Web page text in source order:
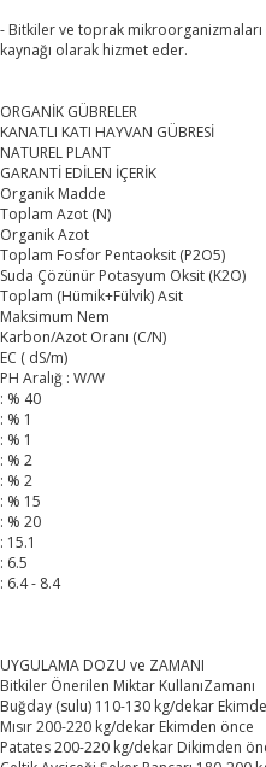
- Bitkiler ve toprak
kaynağı olarak hizmet eder.
ORGANİK GÜBRELER
KANATLI KATI HAYVAN GÜBRESİ
NATUREL PLANT
GARANTİ EDİLEN İÇERİK
Organik Madde
Toplam Azot (N)
Organik Azot
Toplam Fosfor Pentaoksit (P2O5)
Suda Çözünür Potasyum Oksit (K2O)
Toplam (Hümik+Fülvik) Asit
Maksimum Nem
Karbon/Azot Oranı (C/N)
EC ( dS/m)
PH Aralığ : W/W
: % 40
: % 1
: % 1
: % 2
: % 2
: % 15
: % 20
: 15.1
: 6.5
: 6.4 - 8.4
UYGULAMA DOZU ve ZAMANI
Bitkiler Önerilen Miktar KullanıZamanı
Buğday (sulu) 110-130 kg/dekar
Mısır 200-220 kg/dekar Ekimden önce
Patates 200-220 kg/dekar Dikimden